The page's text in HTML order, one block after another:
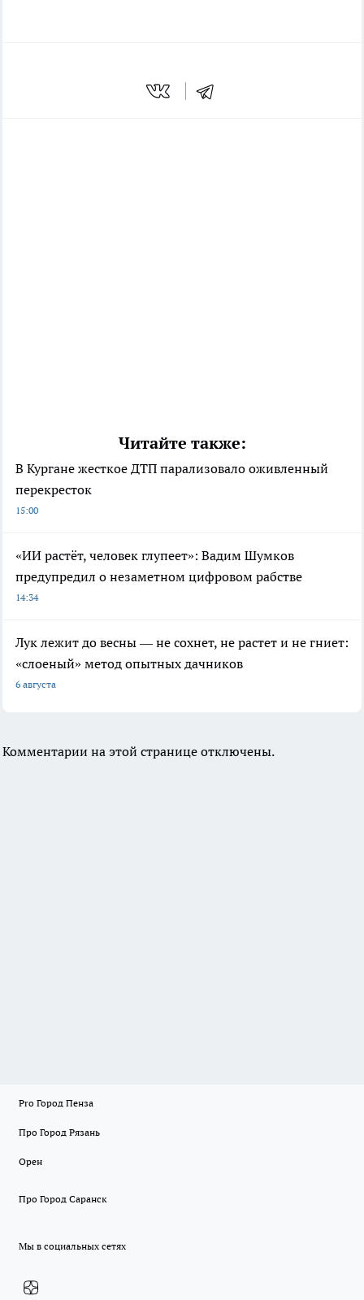
Читайте также:
В Кургане жесткое ДТП парализовало оживленный
перекресток
15:00
«ИИ растёт, человек глупеет»: Вадим Шумков
предупредил о незаметном цифровом рабстве
14:34
Лук лежит до весны — не сохнет, не растет и не гниет:
«слоеный» метод опытных дачников
6 августа
Комментарии на этой странице отключены.
Pro Город Пенза
Про Город Рязань
Орен
Про Город Саранск
Мы в социальных сетях